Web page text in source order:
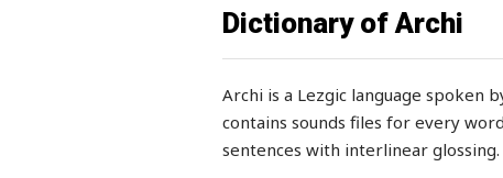
Dictionary of Archi
Archi is a Lezgic language spoken
contains sounds files for every
sentences with interlinear glossing.
скручивать
скрывать
скула
скулить